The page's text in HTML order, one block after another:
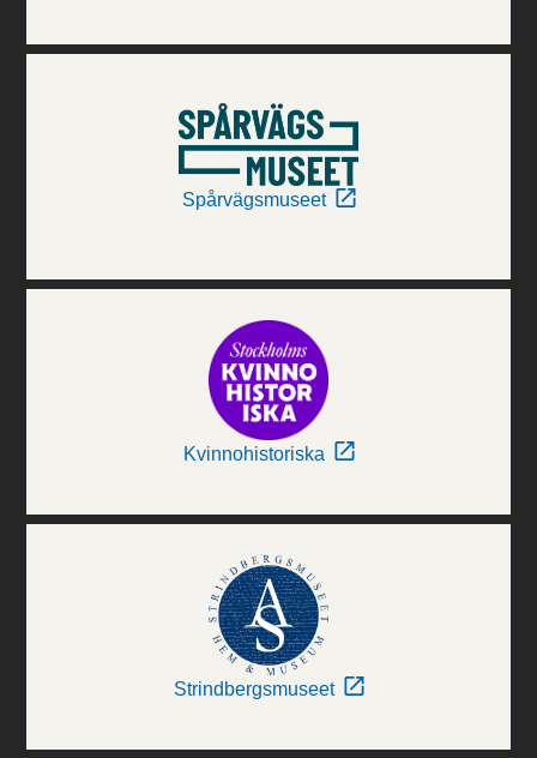
Spårvägsmuseet
Kvinnohistoriska
Strindbergsmuseet